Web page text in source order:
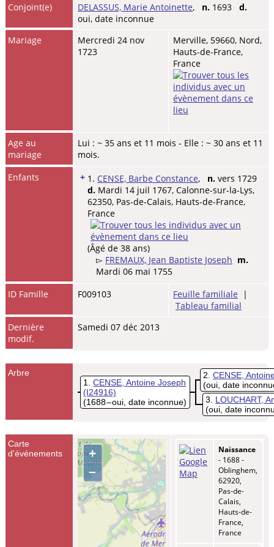
Conjoint(e) DELASSUS, Marie Antoinette, n. 1693 d.
oui, date inconnue
Mariage
Mercredi 24 nov
1723
Merville, 59660, Nord,
Hauts-de-France,
France
Age au
mariage
Lui : ~ 35 ans et 11 mois - Elle : ~ 30 ans et 11
mois.
Enfants
+ 1. CENSE, Barbe Constance, n. vers 1729
d. Mardi 14 juil 1767, Calonne-sur-la-Lys,
62350, Pas-de-Calais, Hauts-de-France,
France
(Âgé de 38 ans)
▻ FREMAUX, Jean Baptiste Joseph m.
Mardi 06 mai 1755
ID Famille
F009103 Feuille familiale |
Tableau familial
Dernière
modif.
Samedi 07 déc 2013
Arbre
1
CENSE, Antoine Joseph
(I24916)
(1688 – oui, date inconnue)
2 CENSE,
(oui, date
3
LOUCHART,
(oui, date
Carte
d'événements
+
–
Naissance
- 1688 -
Oblinghem,
62920,
Pas-de-
Calais,
Hauts-de-
France,
France